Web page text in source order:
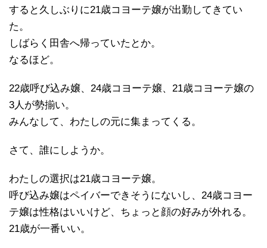
すると久しぶりに21歳コヨーテ嬢が出勤してきてい
た。
しばらく田舎へ帰っていたとか。
なるほど。
22歳呼び込み嬢、24歳コヨーテ嬢、21歳コヨーテ嬢の
3人が勢揃い。
みんなして、わたしの元に集まってくる。
さて、誰にしようか。
わたしの選択は21歳コヨーテ嬢。
呼び込み嬢はペイバーできそうにないし、24歳コヨー
テ嬢は性格はいいけど、ちょっと顔の好みが外れる。
21歳が一番いい。